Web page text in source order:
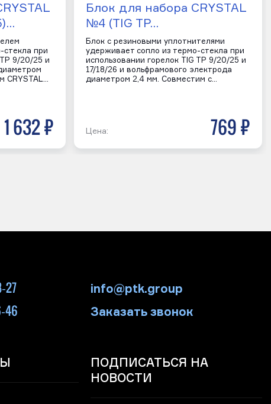
стекла при
9/20/25 и
CRYSTAL…
1 632 р
Блок для набора CRYSTAL
№4 (TIG TP…
Блок с резиновыми уплотнителями
удерживает сопло из термо-стекла при
использовании горелок TIG TP 9/20/25 и
17/18/26 и вольфрамового электрода
диаметром 2,4 мм. Совместим с…
Цена: 769 р
27
46
info@ptk.group
Заказать звонок
ПОДПИСАТЬСЯ НА
НОВОСТИ